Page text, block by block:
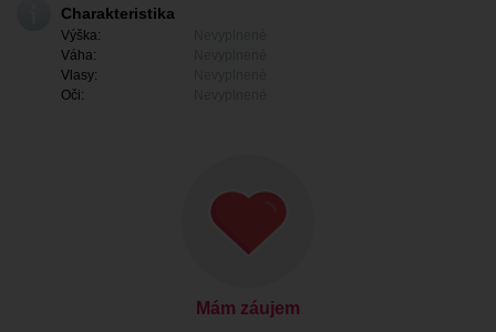
Charakteristika
Výška:
Váha:
Vlasy:
Oči:
Mám záujem